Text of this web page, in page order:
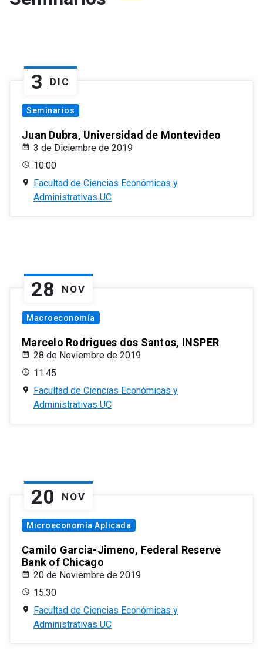
3 DIC
Seminarios
Juan Dubra, Universidad de Montevideo
3 de Diciembre de 2019
10:00
Facultad de Ciencias Económicas y
Administrativas UC
28 NOV
Macroeconomía
Marcelo Rodrigues dos Santos, INSPER
28 de Noviembre de 2019
11:45
Facultad de Ciencias Económicas y
Administrativas UC
20 NOV
Microeconomía Aplicada
Camilo Garcia-Jimeno, Federal Reserve
Bank of Chicago
20 de Noviembre de 2019
15:30
Facultad de Ciencias Económicas y
Administrativas UC